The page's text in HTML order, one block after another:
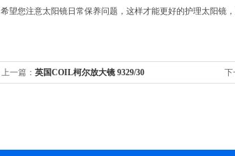
希望您注意太阳镜日常保养问题，这样才能更好的护理太阳镜，
上一篇： 英国COIL柯尔放大镜 9329/30 下